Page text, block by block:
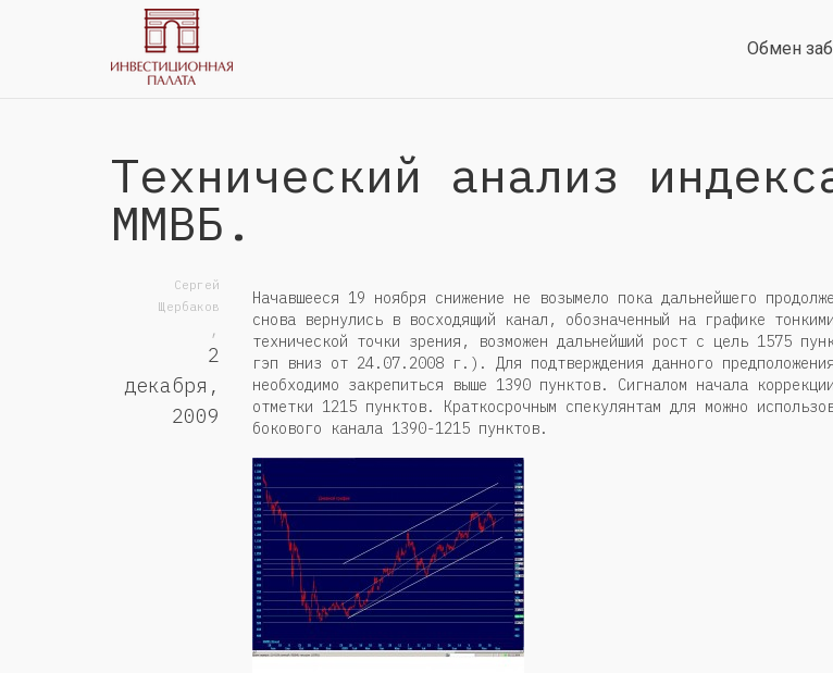
Обмен
Технический анализ
ММВБ.
Сергей
Щербаков
,
2
декабря,
2009
Начавшееся 19 ноября снижение не возымело пока дальнейшего
снова вернулись в восходящий канал, обозначенный на графике
технической точки зрения, возможен дальнейший рост с цель 1575
гэп вниз от 24.07.2008 г.). Для подтверждения данного
необходимо закрепиться выше 1390 пунктов. Сигналом начала
отметки 1215 пунктов. Краткосрочным спекулянтам для можно
бокового канала 1390-1215 пунктов.